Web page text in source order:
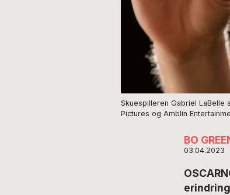
Skuespilleren Gabriel LaBelle
Pictures og Amblin
BO
03.04.2023